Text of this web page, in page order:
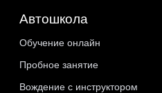
Автошкола
Обучение онлайн
Пробное занятие
Вождение с инструктором